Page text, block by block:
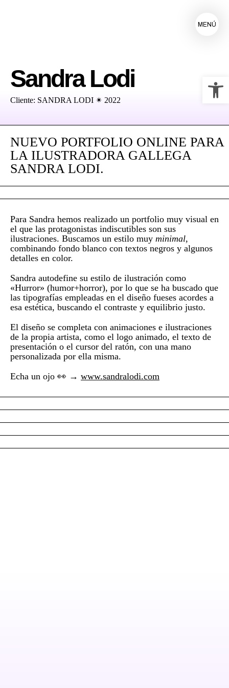
MENÚ
Sandra Lodi
Cliente: SANDRA LODI ✴ 2022
NUEVO PORTFOLIO ONLINE PARA
LA ILUSTRADORA GALLEGA
SANDRA LODI.
Para Sandra hemos realizado un portfolio muy visual en
el que las protagonistas indiscutibles son sus
ilustraciones. Buscamos un estilo muy minimal,
combinando fondo blanco con textos negros y algunos
detalles en color.
Sandra autodefine su estilo de ilustración como
«Hurror» (humor+horror), por lo que se ha buscado que
las tipografías empleadas en el diseño fueses acordes a
esa estética, buscando el contraste y equilibrio justo.
El diseño se completa con animaciones e ilustraciones
de la propia artista, como el logo animado, el texto de
presentación o el cursor del ratón, con una mano
personalizada por ella misma.
Echa un ojo 👀 → www.sandralodi.com